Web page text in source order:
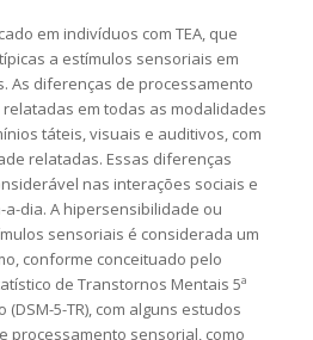
em indivíduos com TEA, que
a estímulos sensoriais em
As diferenças de processamento
relatadas em todas as modalidades
táteis, visuais e auditivos, com
relatadas. Essas diferenças
nas interações sociais e
dia. A hipersensibilidade ou
sensoriais é considerada um
conforme conceituado pelo
de Transtornos Mentais 5ª
(DSM-5-TR), com alguns estudos
processamento sensorial, como